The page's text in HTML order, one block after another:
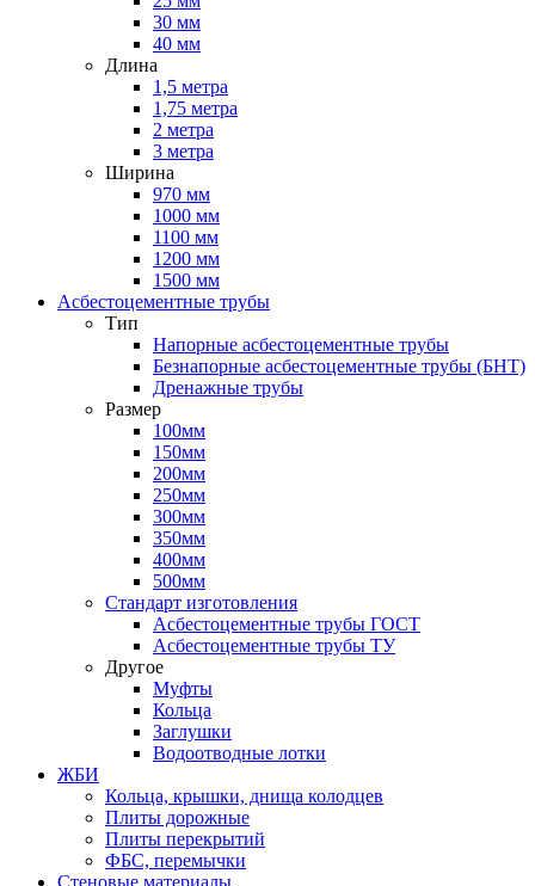
30 мм
40 мм
Длина
1,5 метра
1,75 метра
2 метра
3 метра
Ширина
970 мм
1000 мм
1100 мм
1200 мм
1500 мм
Асбестоцементные трубы
Тип
Напорные асбестоцементные трубы
Безнапорные асбестоцементные трубы (БНТ)
Дренажные трубы
Размер
100мм
150мм
200мм
250мм
300мм
350мм
400мм
500мм
Стандарт изготовления
Асбестоцементные трубы ГОСТ
Асбестоцементные трубы ТУ
Другое
Муфты
Кольца
Заглушки
Водоотводные лотки
ЖБИ
Кольца, крышки, днища колодцев
Плиты дорожные
Плиты перекрытий
ФБС, перемычки
Стеновые материалы